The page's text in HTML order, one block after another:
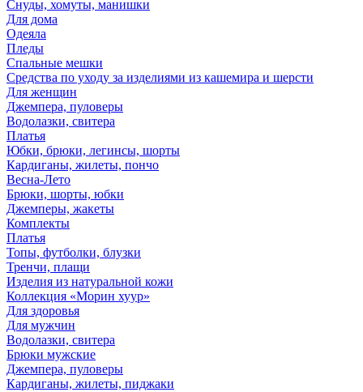
Снуды, хомуты, манишки
Для дома
Одеяла
Пледы
Спальные мешки
Средства по уходу за изделиями из кашемира и шерсти
Для женщин
Джемпера, пуловеры
Водолазки, свитера
Платья
Юбки, брюки, легинсы, шорты
Кардиганы, жилеты, пончо
Весна-Лето
Брюки, шорты, юбки
Джемперы, жакеты
Комплекты
Платья
Топы, футболки, блузки
Тренчи, плащи
Изделия из натуральной кожи
Коллекция «Морин хуур»
Для здоровья
Для мужчин
Водолазки, свитера
Брюки мужские
Джемпера, пуловеры
Кардиганы, жилеты, пиджаки